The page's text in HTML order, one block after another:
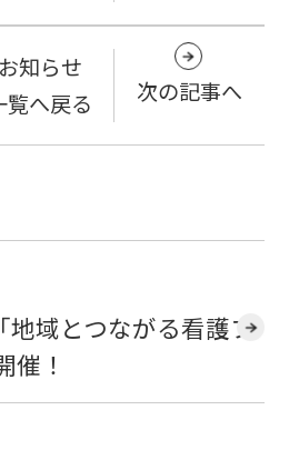
お知らせ
覧へ戻る
次の記事へ
地域とつながる看護フ
催！